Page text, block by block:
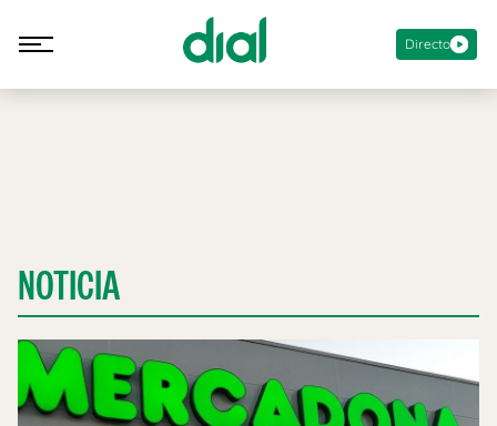
Directo
NOTICIA